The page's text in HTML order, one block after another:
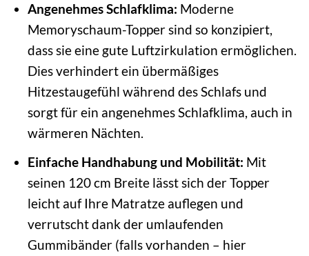
Angenehmes Schlafklima: Moderne
Memoryschaum-Topper sind so konzipiert,
dass sie eine gute Luftzirkulation ermöglichen.
Dies verhindert ein übermäßiges
Hitzestaugefühl während des Schlafs und
sorgt für ein angenehmes Schlafklima, auch in
wärmeren Nächten.
Einfache Handhabung und Mobilität: Mit
seinen 120 cm Breite lässt sich der Topper
leicht auf Ihre Matratze auflegen und
verrutscht dank der umlaufenden
Gummibänder (falls vorhanden – hier